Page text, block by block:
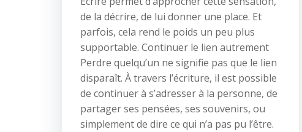
de la décrire, de lui donner une place. Et
parfois, cela rend le poids un peu plus
supportable. Continuer le lien autrement
Perdre quelqu’un ne signifie pas que le lien
disparaît. À travers l’écriture, il est possible
de continuer à s’adresser à la personne, de
partager ses pensées, ses souvenirs, ou
simplement de dire ce qui n’a pas pu l’être.